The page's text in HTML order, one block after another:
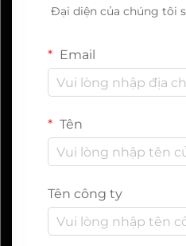
Đại diện của chúng tôi
Email
Tên
Tên công ty